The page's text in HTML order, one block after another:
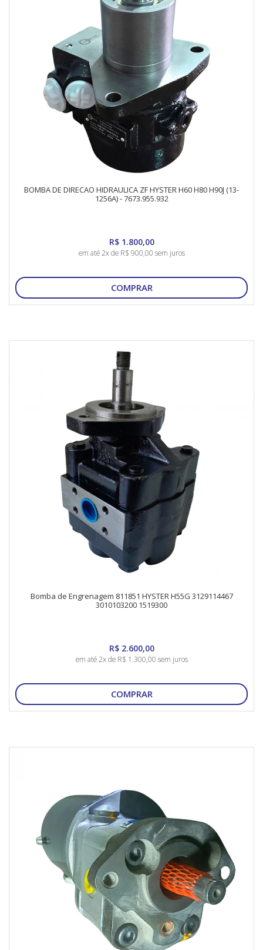
BOMBA DE DIRECAO HIDRAULICA ZF HYSTER H60 H80 H90J (13-
1256A) - 7673.955.932
R$ 1.800,00
em até 2x de R$ 900,00 sem juros
COMPRAR
Bomba de Engrenagem 811851 HYSTER H55G 3129114467
3010103200 1519300
R$ 2.600,00
em até 2x de R$ 1.300,00 sem juros
COMPRAR